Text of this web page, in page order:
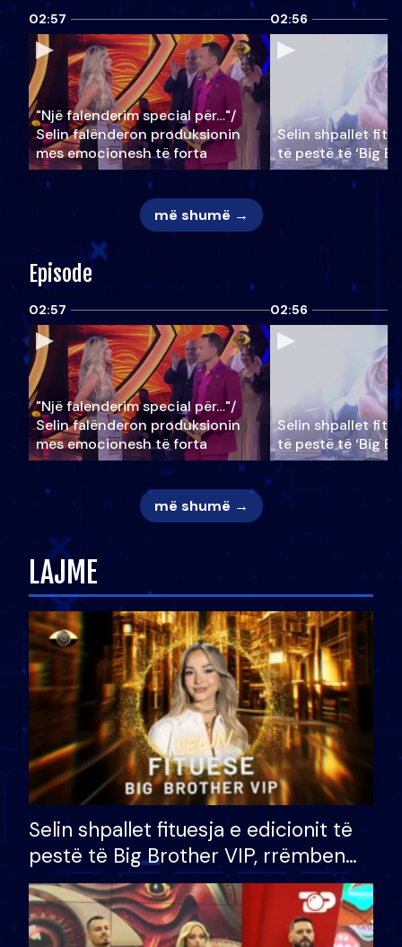
02:57
"Një falenderim special për…"/
Selin falënderon produksionin
mes emocionesh të forta
02:56
Selin shpallet
të pestë të ‘Big
më shumë →
Episode
02:57
"Një falenderim special për…"/
Selin falënderon produksionin
mes emocionesh të forta
02:56
Selin shpallet
të pestë të ‘Big
më shumë →
LAJME
Selin shpallet fituesja e edicionit të
pestë të Big Brother VIP, rrëmben
çmimin e madh prej 100 mijë eurosh